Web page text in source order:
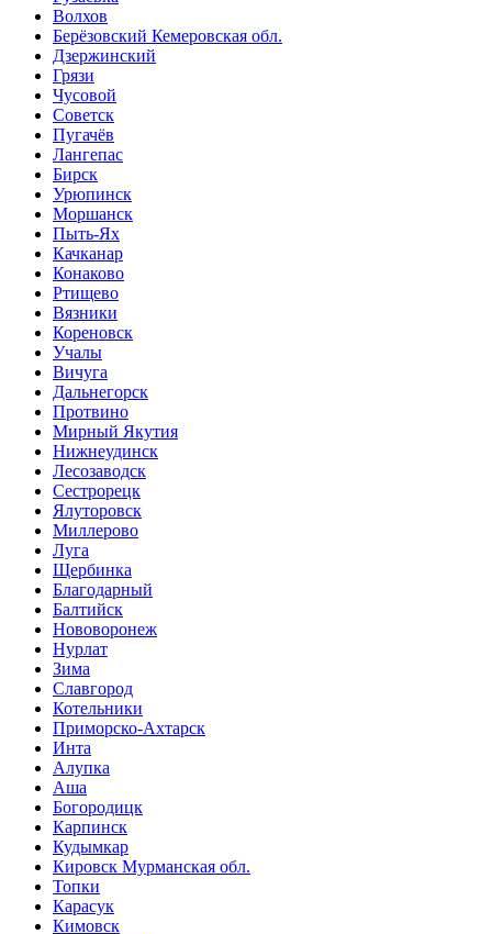
Волхов
Берёзовский Кемеровская обл.
Дзержинский
Грязи
Чусовой
Советск
Пугачёв
Лангепас
Бирск
Урюпинск
Моршанск
Пыть-Ях
Качканар
Конаково
Ртищево
Вязники
Кореновск
Учалы
Вичуга
Дальнегорск
Протвино
Мирный Якутия
Нижнеудинск
Лесозаводск
Сестрорецк
Ялуторовск
Миллерово
Луга
Щербинка
Благодарный
Балтийск
Нововоронеж
Нурлат
Зима
Славгород
Котельники
Приморско-Ахтарск
Инта
Алупка
Аша
Богородицк
Карпинск
Кудымкар
Кировск Мурманская обл.
Топки
Карасук
Кимовск